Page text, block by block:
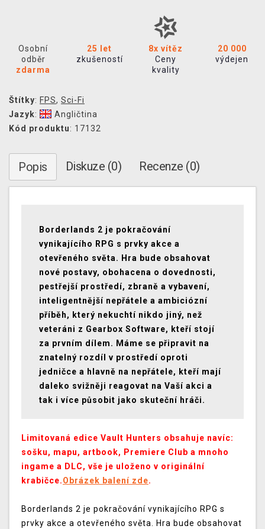
Osobní
odběr
zdarma
25 let
zkušeností
8x vítěz
Ceny
kvality
20 000
výdejen
Štítky: FPS, Sci-Fi
Jazyk:
Angličtina
Kód produktu: 17132
Popis Diskuze (0) Recenze (0)
Borderlands 2 je pokračování
vynikajícího RPG s prvky akce a
otevřeného světa. Hra bude obsahovat
nové postavy, obohacena o dovednosti,
pestřejší prostředí, zbraně a vybavení,
inteligentnější nepřátele a ambiciózní
příběh, který nekuchtí nikdo jiný, než
veteráni z Gearbox Software, kteří stojí
za prvním dílem. Máme se připravit na
znatelný rozdíl v prostředí oproti
jedničce a hlavně na nepřátele, kteří mají
daleko svižněji reagovat na Vaší akci a
tak i více působit jako skuteční hráči.
Limitovaná edice Vault Hunters obsahuje navíc:
sošku, mapu, artbook, Premiere Club a mnoho
ingame a DLC, vše je uloženo v originální
krabičce.Obrázek balení zde.
Borderlands 2 je pokračování vynikajícího RPG s
prvky akce a otevřeného světa. Hra bude obsahovat